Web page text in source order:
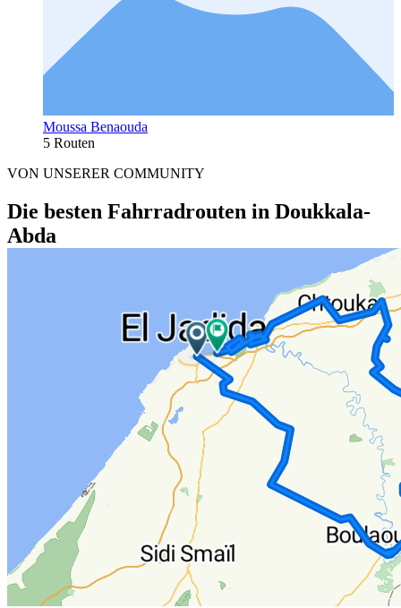
Moussa Benaouda
5 Routen
VON UNSERER COMMUNITY
Die besten Fahrradrouten in Doukkala-
Abda